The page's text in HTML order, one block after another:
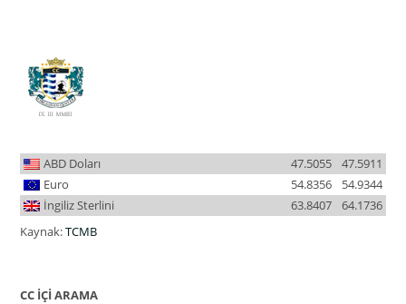
ABD Doları 47.5911
47.5055
Euro
54.9344
54.8356
İngiliz Sterlini
64.1736
63.8407
Kaynak:TCMB
CC İÇİ ARAMA